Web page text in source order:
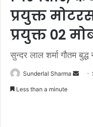
प्रयुक्त
प्रयुक्त 02
सुन्दर लाल शर्मा गौतम बुद्ध
Sunderlal Sharma
Send
Less than a minute